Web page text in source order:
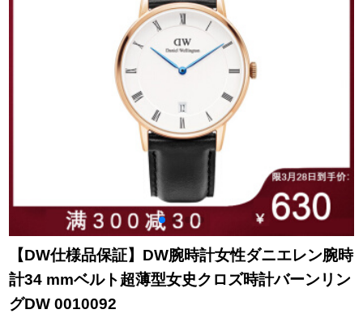
【DW仕様品保証】DW腕時計女性ダニエレン腕時
計34 mmベルト超薄型女史クロズ時計バーンリン
グDW 0010092